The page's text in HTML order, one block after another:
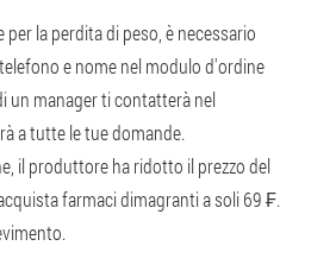
la perdita di peso, è necessario
e nome nel modulo d'ordine
un manager ti contatterà nel
a tutte le tue domande.
il produttore ha ridotto il prezzo del
farmaci dimagranti a soli 69 ₣.